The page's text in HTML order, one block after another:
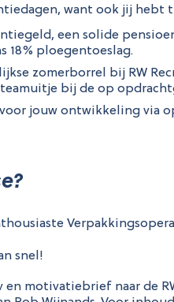
want ook jij hebt
een solide
18% ploegentoeslag.
zomerborrel bij RW
bij de op
jouw ontwikkeling via
snel!
en motivatiebrief naar de